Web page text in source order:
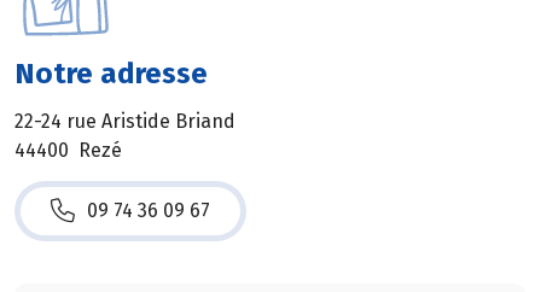
Notre adresse
22-24 rue Aristide Briand
44400 Rezé
09 74 36 09 67